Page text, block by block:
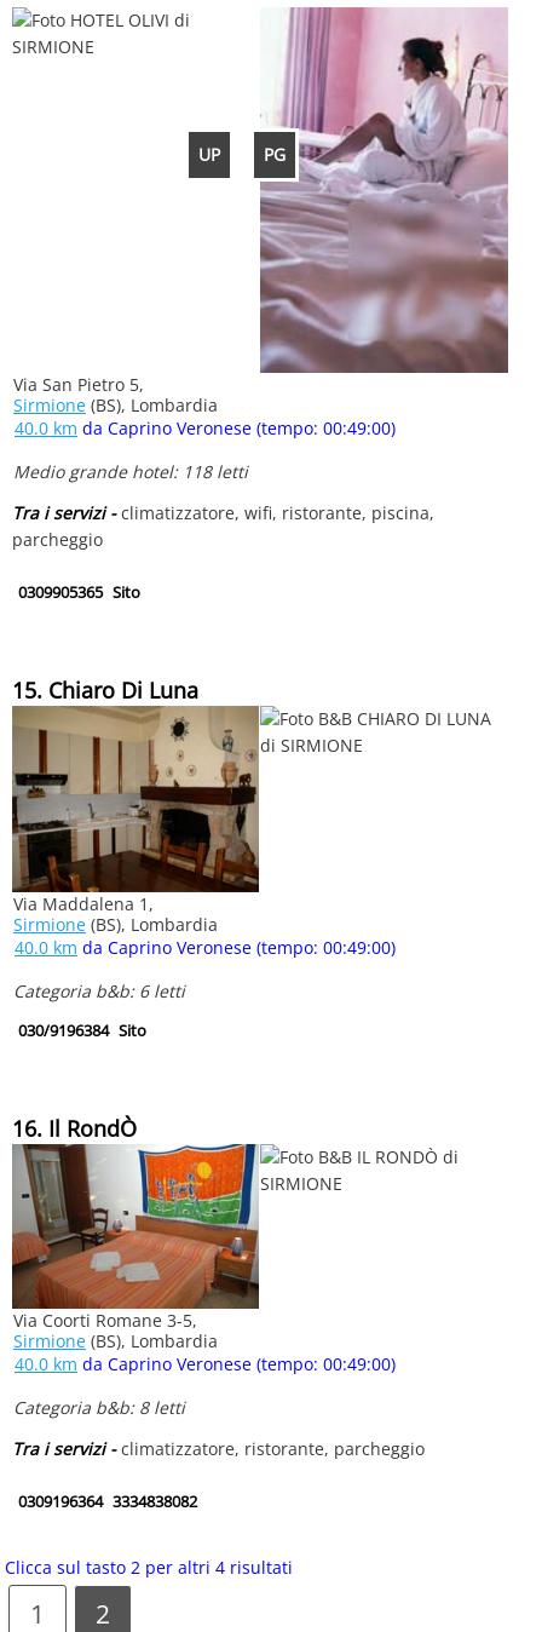
UP PG
Via San Pietro 5,
Sirmione (BS), Lombardia
40.0 km da Caprino Veronese (tempo: 00:49:00)
Medio grande hotel: 118 letti
Tra i servizi -climatizzatore, wifi, ristorante, piscina,
parcheggio
0309905365 Sito
15. Chiaro Di Luna
Via Maddalena 1,
Sirmione (BS), Lombardia
40.0 km da Caprino Veronese (tempo: 00:49:00)
Categoria b&b: 6 letti
030/9196384 Sito
16. Il RondÒ
Via Coorti Romane 3-5,
Sirmione (BS), Lombardia
40.0 km da Caprino Veronese (tempo: 00:49:00)
Categoria b&b: 8 letti
Tra i servizi -climatizzatore, ristorante, parcheggio
0309196364 3334838082
Clicca sul tasto 2 per altri 4 risultati
1 2